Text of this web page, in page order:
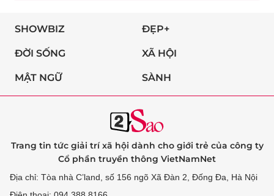
SHOWBIZ ĐẸP+
ĐỜI SỐNG XÃ HỘI
MẬT NGỮ SÀNH
Trang tin tức giải trí xã hội dành cho giới trẻ của công ty
Cổ phần truyền thông VietNamNet
Địa chỉ: Tòa nhà C’land, số 156 ngõ Xã Đàn 2, Đống Đa, Hà Nội